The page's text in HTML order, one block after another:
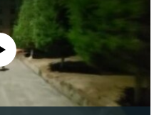
мавжуд эмас